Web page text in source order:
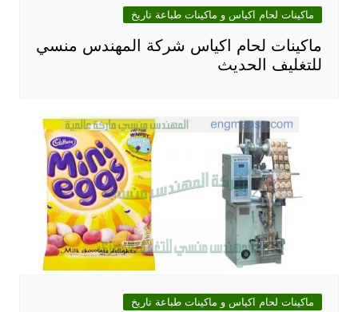
ماكينات لحام اكياس و ماكينات طباعة تاريخ
ماكينات لحام اكياس شركة المهندس منسي
للتغليف الحديث
ماكينات لحام اكياس و ماكينات طباعة تاريخ